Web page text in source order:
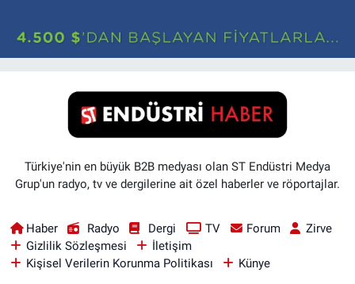
Türkiye'nin en büyük B2B medyası olan ST Endüstri Medya
Grup'un radyo, tv ve dergilerine ait özel haberler ve röportajlar.
Haber Radyo Dergi TV Forum
Zirve
Gizlilik Sözleşmesi
İletişim
Kişisel Verilerin Korunma Politikası
Künye